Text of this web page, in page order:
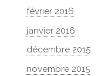
février 2016
janvier 2016
décembre 2015
novembre 2015